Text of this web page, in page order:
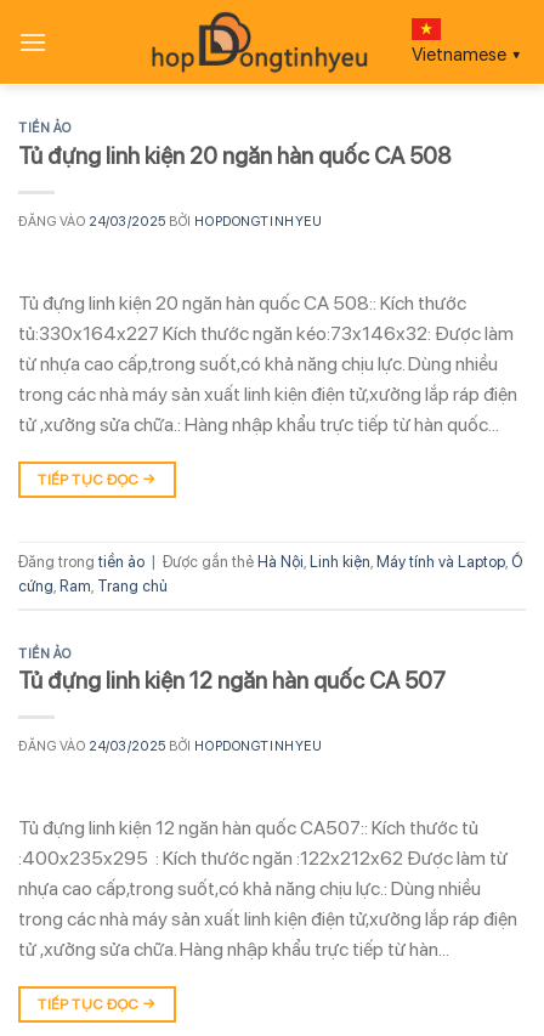
qua
Vietnamese ▼
TIỀN ẢO
Tủ đựng linh kiện 20 ngăn hàn quốc CA 508
ĐĂNG VÀO 24/03/2025 BỞI HOPDONGTINHYEU
Tủ đựng linh kiện 20 ngăn hàn quốc CA 508:: Kích thước
tủ:330x164x227 Kích thước ngăn kéo:73x146x32: Được làm
từ nhựa cao cấp,trong suốt,có khả năng chịu lực. Dùng nhiều
trong các nhà máy sản xuất linh kiện điện tử,xưởng lắp ráp điện
tử ,xưởng sửa chữa.: Hàng nhập khẩu trực tiếp từ hàn quốc…
TIẾP TỤC ĐỌC →
Đăng trong tiền ảo Được gắn thẻ Hà Nội Linh kiện Máy tính và Laptop Ổ
cứng Ram Trang chủ
TIỀN ẢO
Tủ đựng linh kiện 12 ngăn hàn quốc CA 507
ĐĂNG VÀO 24/03/2025 BỞI HOPDONGTINHYEU
Tủ đựng linh kiện 12 ngăn hàn quốc CA507:: Kích thước tủ
:400x235x295 : Kích thước ngăn :122x212x62 Được làm từ
nhựa cao cấp,trong suốt,có khả năng chịu lực.: Dùng nhiều
trong các nhà máy sản xuất linh kiện điện tử,xưởng lắp ráp điện
tử ,xưởng sửa chữa. Hàng nhập khẩu trực tiếp từ hàn…
TIẾP TỤC ĐỌC →